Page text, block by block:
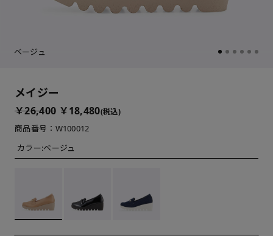
ベージュ
メイジー
￥26,400 ￥18,480(税込)
商品番号：W100012
カラー:ベージュ